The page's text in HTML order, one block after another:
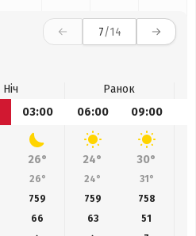
7/14
Ніч
Ранок
03:00 06:00 09:00
26° 24° 30°
26° 24° 31°
759 759 758
66 63 51